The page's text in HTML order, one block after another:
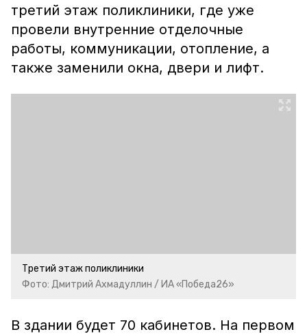
третий этаж поликлиники, где уже
провели внутренние отделочные
работы, коммуникации, отопление, а
также заменили окна, двери и лифт.
Третий этаж поликлиники
Фото: Дмитрий Ахмадуллин / ИА «Победа26»
В здании будет 70 кабинетов. На первом